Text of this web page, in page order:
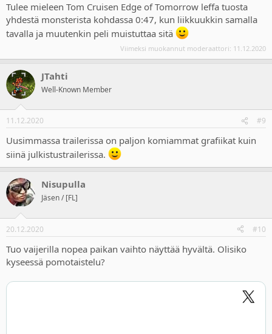
Tulee mieleen Tom Cruisen Edge of Tomorrow leffa tuosta
yhdestä monsterista kohdassa 0:47, kun liikkuukkin samalla
tavalla ja muutenkin peli muistuttaa sitä
Viimeksi muokannut moderaattori: 11.12.2020
JTahti
Well-Known Member
11.12.2020 #9
Uusimmassa trailerissa on paljon komiammat grafiikat kuin
siinä julkistustrailerissa.
Nisupulla
Jäsen / [FL]
20.12.2020 #10
Tuo vaijerilla nopea paikan vaihto näyttää hyvältä. Olisiko
kyseessä pomotaistelu?